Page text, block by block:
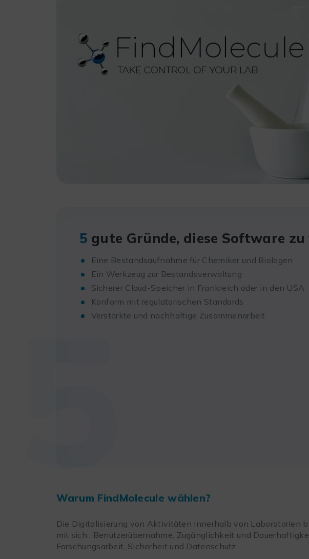
5 gute Gründe, diese Software zu
Eine Bestandsaufnahme für Chemiker und Biologen
Ein Werkzeug zur Bestandsverwaltung
Sicherer Cloud-Speicher in Frankreich oder in den USA
Konform mit regulatorischen Standards
Verstärkte und nachhaltige Zusammenarbeit
Warum FindMolecule wählen?
Die Digitalisierung von Aktivitäten innerhalb von Laboratorien
mit sich : Benutzerübernahme, Zugänglichkeit und
Forschungsarbeit, Sicherheit und Datenschutz.